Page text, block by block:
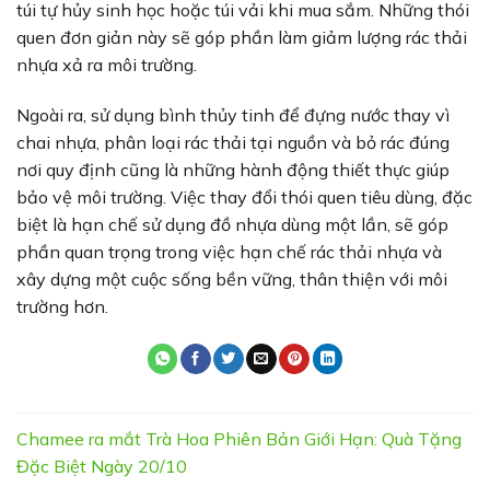
túi tự hủy sinh học hoặc túi vải khi mua sắm. Những thói
quen đơn giản này sẽ góp phần làm giảm lượng rác thải
nhựa xả ra môi trường.
Ngoài ra, sử dụng bình thủy tinh để đựng nước thay vì
chai nhựa, phân loại rác thải tại nguồn và bỏ rác đúng
nơi quy định cũng là những hành động thiết thực giúp
bảo vệ môi trường. Việc thay đổi thói quen tiêu dùng, đặc
biệt là hạn chế sử dụng đồ nhựa dùng một lần, sẽ góp
phần quan trọng trong việc hạn chế rác thải nhựa và
xây dựng một cuộc sống bền vững, thân thiện với môi
trường hơn.
Chamee ra mắt Trà Hoa Phiên Bản Giới Hạn: Quà Tặng
Đặc Biệt Ngày 20/10